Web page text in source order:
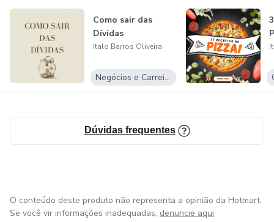
Como sair das
Dívidas
Italo Barros Oliveira
Negócios e Carreira
Dúvidas frequentes
O conteúdo deste produto não representa a opinião da Hotmart.
Se você vir informações inadequadas, denuncie aqui